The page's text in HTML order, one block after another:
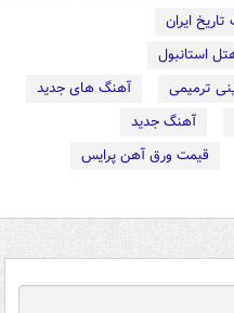
ایران
استانبول
ترمیمی
آهنگ های جدید
آهنگ جدید
قیمت ورق آهن پرایس